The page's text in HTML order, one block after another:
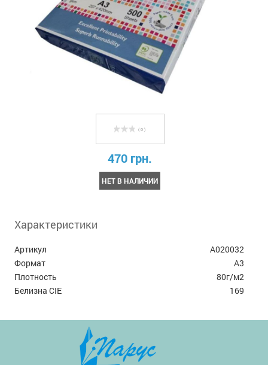
( 0 )
470 грн.
НЕТ В НАЛИЧИИ
Характеристики
Артикул
А020032
Формат
А3
Плотность
80г/м2
Белизна CIE
169